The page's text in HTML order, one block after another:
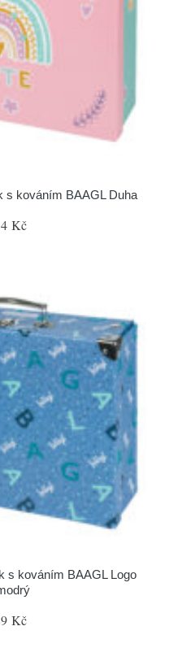
s kováním BAAGL Duha
Kč
s kováním BAAGL Logo
Kč